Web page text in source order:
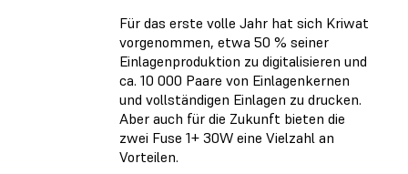
Für das erste volle Jahr hat sich Kriwat
vorgenommen, etwa 50 % seiner
Einlagenproduktion zu digitalisieren und
ca. 10 000 Paare von Einlagenkernen
und vollständigen Einlagen zu drucken.
Aber auch für die Zukunft bieten die
zwei Fuse 1+ 30W eine Vielzahl an
Vorteilen.